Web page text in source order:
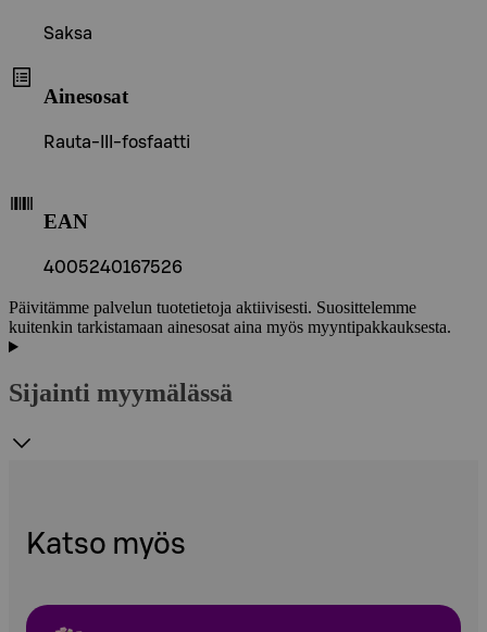
Saksa
Ainesosat
Rauta-III-fosfaatti
EAN
4005240167526
Päivitämme palvelun tuotetietoja aktiivisesti. Suosittelemme
kuitenkin tarkistamaan ainesosat aina myös myyntipakkauksesta.
Sijainti myymälässä
Katso myös